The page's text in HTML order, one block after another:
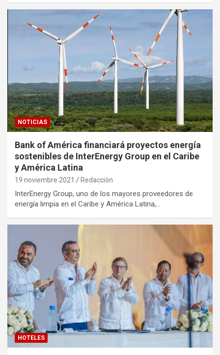
NOTICIAS
Bank of América financiará proyectos energía
sostenibles de InterEnergy Group en el Caribe
y América Latina
19 noviembre 2021 Redacción
InterEnergy Group, uno de los mayores proveedores de
energía limpia en el Caribe y América Latina,…
HOTELES